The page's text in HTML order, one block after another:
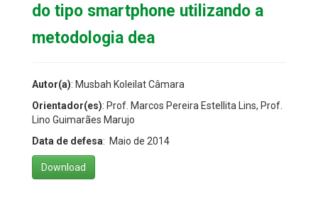
do tipo smartphone utilizando a
metodologia dea
Autor(a): Musbah Koleilat Câmara
Orientador(es): Prof. Marcos Pereira Estellita Lins, Prof.
Lino Guimarães Marujo
Data de defesa: Maio de 2014
Download